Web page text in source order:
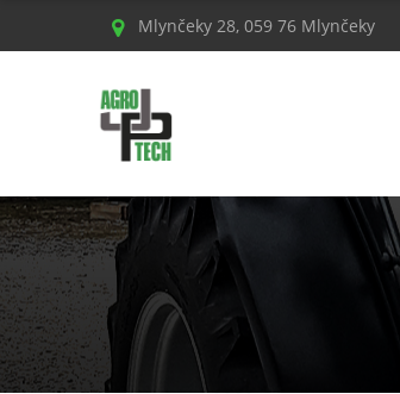
Mlynčeky 28, 059 76 Mlynčeky